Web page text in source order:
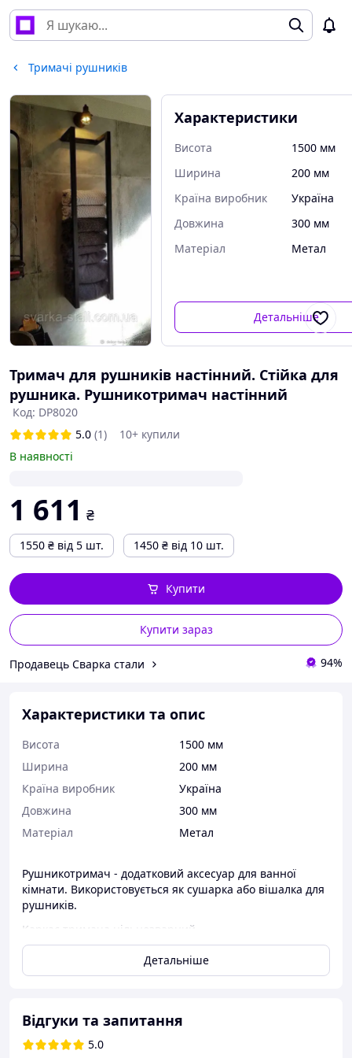
Тримачі рушників
Характеристики
Висота
1500 мм
Ширина
200 мм
Країна виробник
Україна
Довжина
300 мм
Матеріал
Метал
Детальніше
Тримач для рушників настінний. Стійка для
рушника. Рушникотримач настінний
Код: DP8020
5.0 (1)
10+ купили
В наявності
1 611 ₴
1550 ₴ від 5 шт. 1450 ₴ від 10 шт.
Купити зараз
Купити
Продавець Сварка стали 94%
Характеристики та опис
Висота
1500 мм
Ширина
200 мм
Країна виробник
Україна
Довжина
300 мм
Матеріал
Метал
Рушникотримач - додатковий аксесуар для ванної
кімнати. Використовується як сушарка або вішалка для
рушників.
Каркас тримача цільнозварний
Габаритні розміри:
ширина - 300 мм
Порошкова фарба конструкції. Типовий колір: чорний,
білий, сірий.
Детальніше
Відгуки та запитання
5.0